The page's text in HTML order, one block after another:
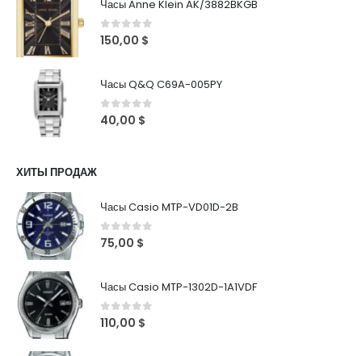
Часы Anne Klein AK/3882BKGB
0out of 5
150,00 $
Часы Q&Q C69A-005PY
0 out of 5
40,00 $
ХИТЫ ПРОДАЖ
Часы Casio MTP-VD01D-2B
0out of 5
75,00 $
Часы Casio MTP-1302D-1A1VDF
0out of 5
110,00 $